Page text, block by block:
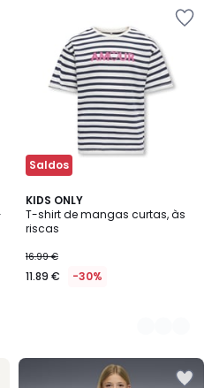
Saldos
KIDS ONLY
T-shirt de mangas curtas, às
riscas
16.99 €
11.89 € -30%
2
Cores